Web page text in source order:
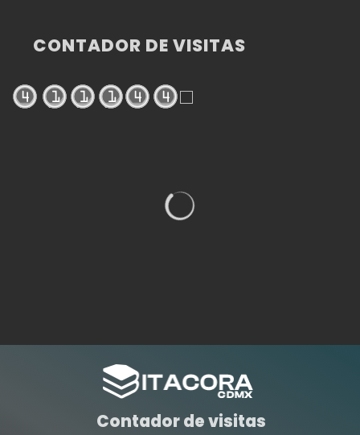
CONTADOR DE VISITAS